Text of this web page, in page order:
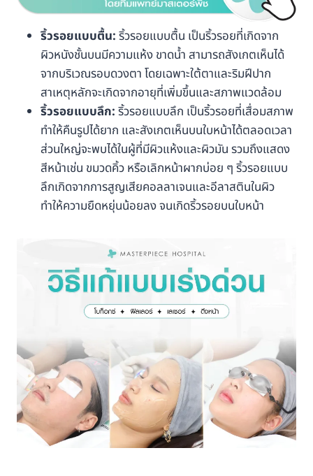
ริ้วรอยแบบตื้น:ริ้วรอยแบบตื้น เป็นริ้วรอยที่เกิดจาก
ผิวหนังชั้นบนมีความแห้ง ขาดน้ำ สามารถสังเกตเห็นได้
จากบริเวณรอบดวงตา โดยเฉพาะใต้ตาและริมฝีปาก
สาเหตุหลักจะเกิดจากอายุที่เพิ่มขึ้นและสภาพแวดล้อม
ริ้วรอยแบบลึก:ริ้วรอยแบบลึก เป็นริ้วรอยที่เสื่อมสภาพ
ทำให้คืนรูปได้ยาก และสังเกตเห็นบนใบหน้าได้ตลอดเวลา
ส่วนใหญ่จะพบได้ในผู้ที่มีผิวแห้งและผิวมัน รวมถึงแสดง
สีหน้าเช่น ขมวดคิ้ว หรือเลิกหน้าผากบ่อย ๆ ริ้วรอยแบบ
ลึกเกิดจากการสูญเสียคอลลาเจนและอีลาสตินในผิว
ทำให้ความยืดหยุ่นน้อยลง จนเกิดริ้วรอยบนใบหน้า